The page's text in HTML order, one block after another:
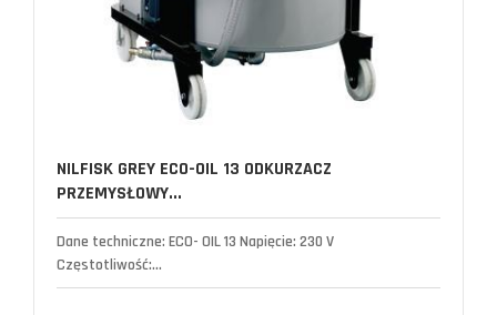
NILFISK GREY ECO-OIL 13 ODKURZACZ
PRZEMYSŁOWY...
Dane techniczne: ECO- OIL 13 Napięcie: 230 V
Częstotliwość:...